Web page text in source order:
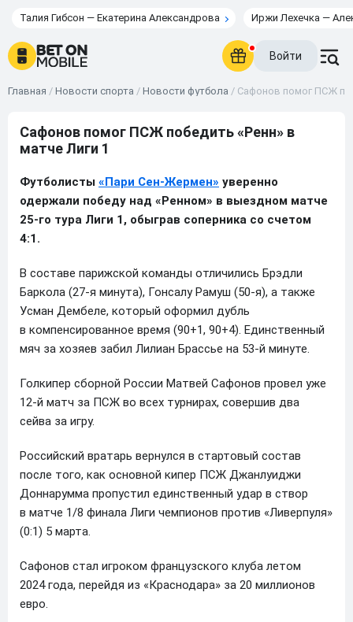
Талия Гибсон — Екатерина Александрова Иржи Лехечка —
Войти
Главная / Новости спорта / Новости футбола / Сафонов помог ПСЖ
Сафонов помог ПСЖ победить «Ренн» в
матче Лиги 1
Футболисты «Пари Сен-Жермен» уверенно
одержали победу над «Ренном» в выездном матче
25-го тура Лиги 1, обыграв соперника со счетом
4:1.
В составе парижской команды отличились Брэдли
Баркола (27-я минута), Гонсалу Рамуш (50-я), а также
Усман Дембеле, который оформил дубль
в компенсированное время (90+1, 90+4). Единственный
мяч за хозяев забил Лилиан Брассье на 53-й минуте.
Голкипер сборной России Матвей Сафонов провел уже
12-й матч за ПСЖ во всех турнирах, совершив два
сейва за игру.
Российский вратарь вернулся в стартовый состав
после того, как основной кипер ПСЖ Джанлуиджи
Доннарумма пропустил единственный удар в створ
в матче 1/8 финала Лиги чемпионов против «Ливерпуля»
(0:1) 5 марта.
Сафонов стал игроком французского клуба летом
2024 года, перейдя из «Краснодара» за 20 миллионов
евро.